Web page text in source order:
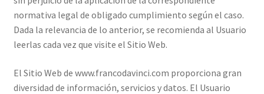
normativa legal de obligado cumplimiento según el caso.
Dada la relevancia de lo anterior, se recomienda al Usuario
leerlas cada vez que visite el Sitio Web.
El Sitio Web de www.francodavinci.com proporciona gran
diversidad de información, servicios y datos. El Usuario